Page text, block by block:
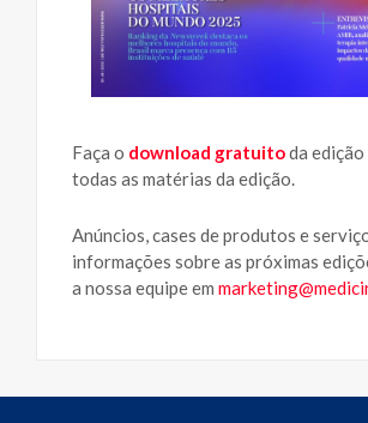
Faça o download gratuitoda
todas as matérias da edição.
Anúncios, cases de produtos e
informações sobre as próximas
a nossa equipe em